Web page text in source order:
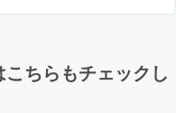
ちらもチェックし